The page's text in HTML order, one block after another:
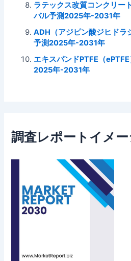
ラテックス改質コンクリー
バル予測2025年-2031年
ADH（アジピン酸ジヒドラ
予測2025年-2031年
エキスパンドPTFE（
2025年-2031年
調査レポートイメー